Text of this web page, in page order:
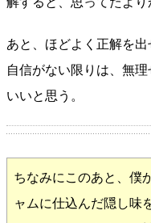
あと、ほどよく正解を
自信がない限りは、無
いいと思う。
ちなみにこのあと、僕
ャムに仕込んだ隠し味